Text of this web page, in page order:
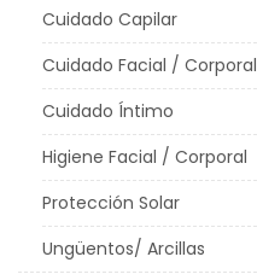
Cuidado Capilar
Cuidado Facial / Corporal
Cuidado Íntimo
Higiene Facial / Corporal
Protección Solar
Ungüentos/ Arcillas